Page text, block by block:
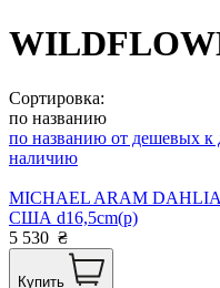
Сортировка:
по названию
по названию от дешевых к
наличию
MICHAEL ARAM DAHLIA
США d16,5cm(р)
5 530 ₴
Купить